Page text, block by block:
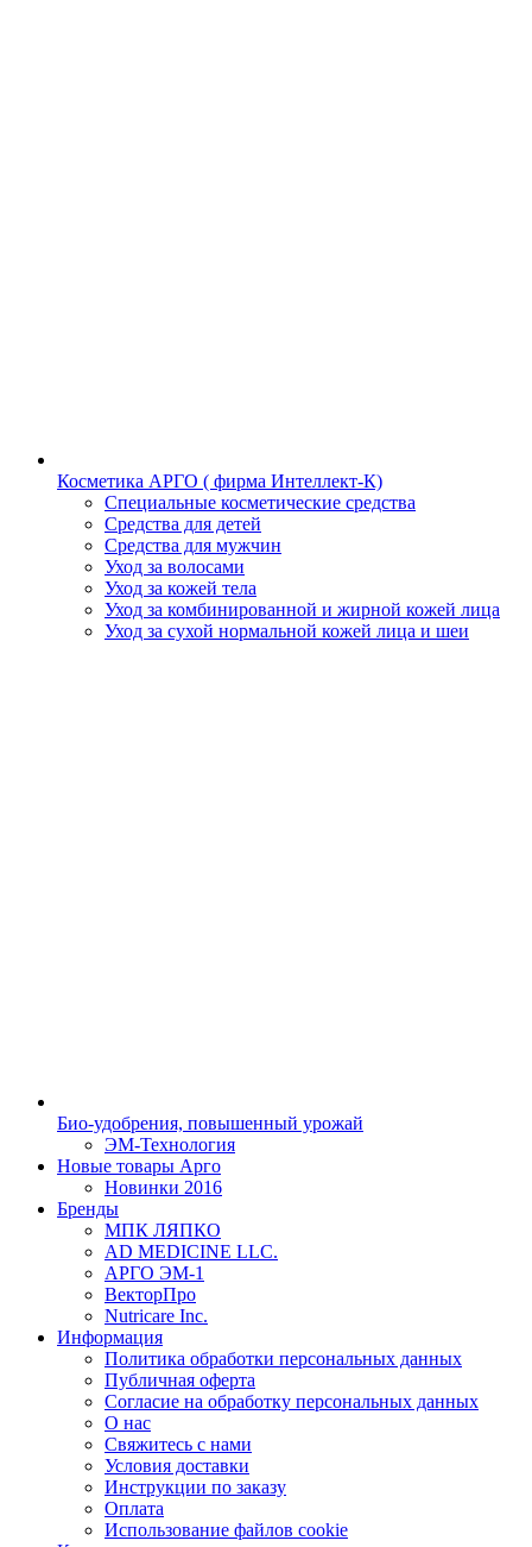
Косметика АРГО ( фирма Интеллект-К)
Специальные косметические средства
Средства для детей
Средства для мужчин
Уход за волосами
Уход за кожей тела
Уход за комбинированной и жирной кожей лица
Уход за сухой нормальной кожей лица и шеи
Био-удобрения, повышенный урожай
ЭМ-Технология
Новые товары Арго
Новинки 2016
Бренды
МПК ЛЯПКО
AD MEDICINE LLC.
АРГО ЭМ-1
ВекторПро
Nutricare Inc.
Информация
Политика обработки персональных данных
Публичная оферта
Согласие на обработку персональных данных
О нас
Свяжитесь с нами
Условия доставки
Инструкции по заказу
Оплата
Использование файлов cookie